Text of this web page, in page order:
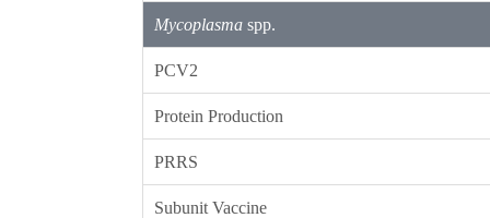
Mycoplasma spp.
PCV2
Protein Production
PRRS
Subunit Vaccine